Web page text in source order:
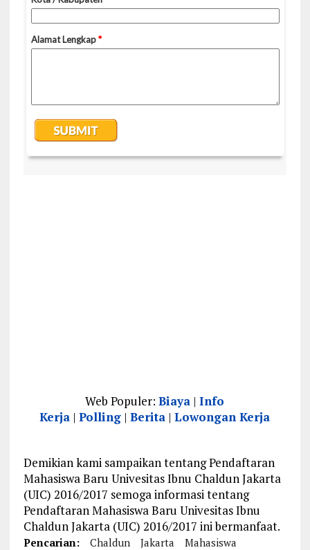
Web Populer:Biaya |Info
Kerja |Polling |Berita |Lowongan Kerja
Demikian kami sampaikan tentang Pendaftaran
Mahasiswa Baru Univesitas Ibnu Chaldun Jakarta
(UIC) 2016/2017 semoga informasi tentang
Pendaftaran Mahasiswa Baru Univesitas Ibnu
Chaldun Jakarta (UIC) 2016/2017 ini bermanfaat.
Pencarian: Chaldun Jakarta
Mahasiswa